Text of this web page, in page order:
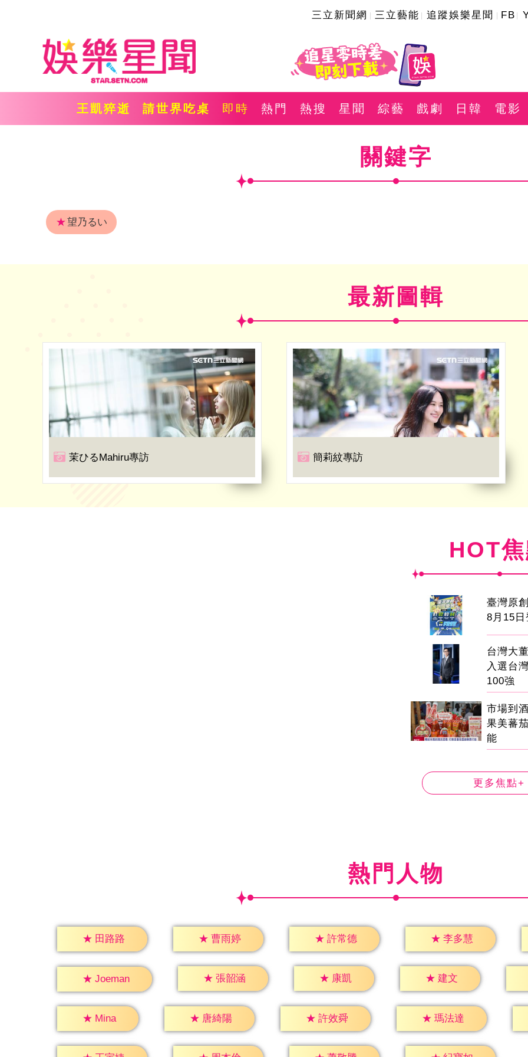
三立新聞網 三立藝能 追蹤娛樂星聞 FB
王凱猝逝 請世界吃桌 即時 熱門 熱搜 星聞 綜藝 戲劇 日韓 電影
關鍵字
★望乃るい
最新圖輯
茉ひるMahiru專訪 簡莉紋專訪
HOT
臺灣原
8月15
台灣大
入選台
100強
市場到
果美蕃
能
更多焦點+
熱門人物
★ 田路路 ★ 曹雨婷 ★ 許常德 ★ 李多慧
★ Joeman ★ 張韶涵 ★ 康凱 ★ 建文
★ Mina ★ 唐綺陽 ★ 許效舜 ★ 瑪法達